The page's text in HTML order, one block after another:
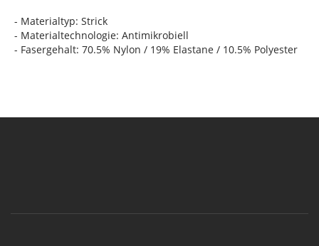
- Materialtyp: Strick
- Materialtechnologie: Antimikrobiell
- Fasergehalt: 70.5% Nylon / 19% Elastane / 10.5% Polyester